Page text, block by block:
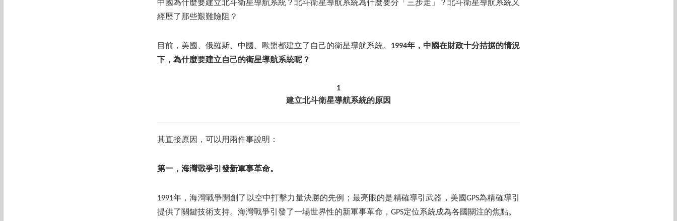
中國為什麼要建立北斗衛星導航系統？北斗衛星導航系統為什麼要分「三步走」？北斗衛星導航系統又
經歷了那些艱難險阻？
目前，美國、俄羅斯、中國、歐盟都建立了自己的衛星導航系統。 1994年，中國在財政十分拮据的情況
下，為什麼要建立自己的衛星導航系統呢？
1
建立北斗衛星導航系統的原因
其直接原因，可以用兩件事說明：
第一，海灣戰爭引發新軍事革命。
1991年，海灣戰爭開創了以空中打擊力量決勝的先例；最亮眼的是精確導引武器，美國GPS為精確導引
提供了關鍵技術支持。海灣戰爭引發了一場世界性的新軍事革命，GPS定位系統成為各國關注的焦點。